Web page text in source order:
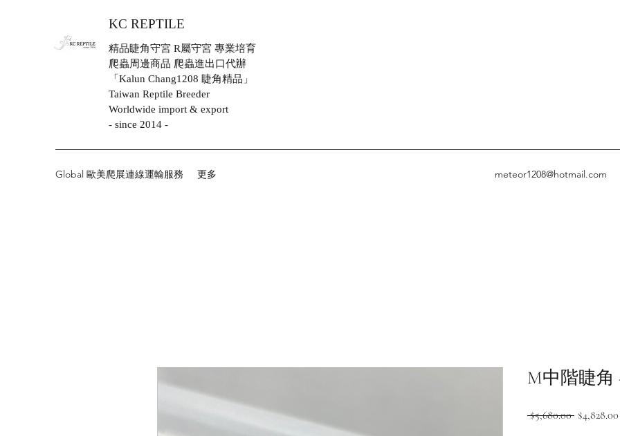
KC REPTILE
精品睫角守宮 R屬守宮 專業培育
爬蟲周邊商品 爬蟲進出口代辦
「Kalun Chang1208 睫角精品」
Taiwan Reptile Breeder
Worldwide import & export
- since 2014 -
Global 歐美爬展連線運輸服務 更多 meteor1208@hotmail.com
M中階睫角
$5,680.00 一$4,828.00